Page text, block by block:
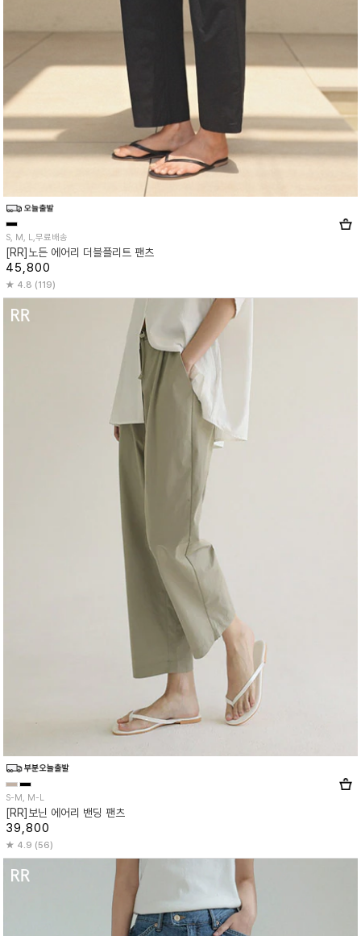
S, M, L,무료배송
[RR]노든 에어리 더블플리트 팬츠
45,800
4.8 (119)
S-M, M-L
[RR]보닌 에어리 밴딩 팬츠
39,800
4.9 (56)